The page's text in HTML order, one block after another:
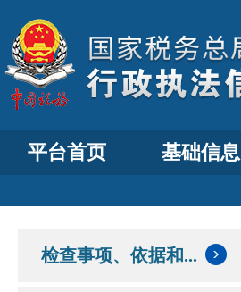
平台首页 基础信息
检查事项、依据和...